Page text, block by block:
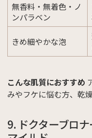
無香料・無着色・ノ
ンパラベン
きめ細やかな泡
こんな肌質におすすめ
みやフケに悩む方、乾
9. ドクターブロ